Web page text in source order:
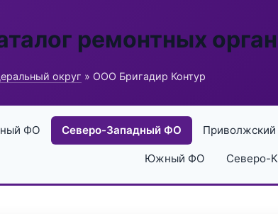
ремонтных
округ » ООО Бригадир Контур
ФО Северо-Западный ФО
Южный ФО Северо-